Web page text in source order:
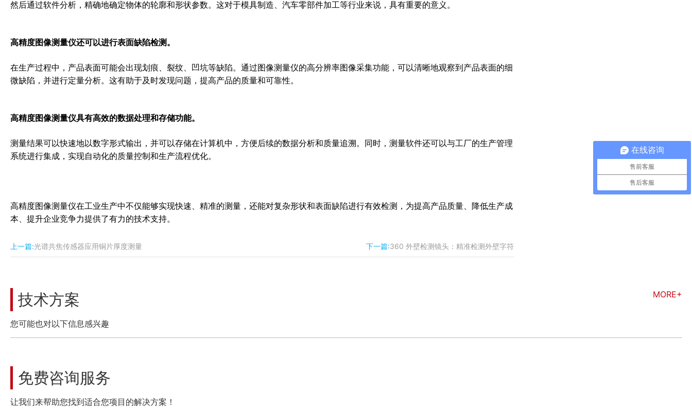
然后通过软件分析，精确地确定物体的轮廓和形状参数。这对于模具制造、汽车零部件加工等行业来说，具有重要的意义。
高精度图像测量仪还可以进行表面缺陷检测。
在生产过程中，产品表面可能会出现划痕、裂纹、凹坑等缺陷。通过图像测量仪的高分辨率图像采集功能，可以清晰地观察到产品表面的细
微缺陷，并进行定量分析。这有助于及时发现问题，提高产品的质量和可靠性。
高精度图像测量仪具有高效的数据处理和存储功能。
测量结果可以快速地以数字形式输出，并可以存储在计算机中，方便后续的数据分析和质量追溯。同时，测量软件还可以与工厂的生产管理
系统进行集成，实现自动化的质量控制和生产流程优化。
高精度图像测量仪在工业生产中不仅能够实现快速、精准的测量，还能对复杂形状和表面缺陷进行有效检测，为提高产品质量、降低生产成
本、提升企业竞争力提供了有力的技术支持。
上一篇:光谱共焦传感器应用铜片厚度测量 下一篇:360 外壁检测镜头：精准检测外壁字符
技术方案 MORE+
您可能也对以下信息感兴趣
免费咨询服务
让我们来帮助您找到适合您项目的解决方案！
在线咨询
售前客服
售后客服